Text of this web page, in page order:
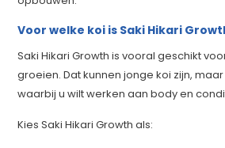
Voor welke koi is Saki Hikari
Saki Hikari Growth is vooral geschikt
groeien. Dat kunnen jonge koi zijn,
waarbij u wilt werken aan body en
Kies Saki Hikari Growth als: